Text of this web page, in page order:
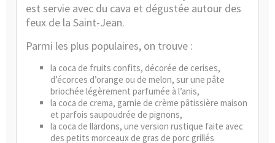
est servie avec du cava et dégustée autour des
feux de la Saint-Jean.
Parmi les plus populaires, on trouve :
la coca de fruits confits, décorée de cerises,
d’écorces d’orange ou de melon, sur une pâte
briochée légèrement parfumée à l’anis,
la coca de crema, garnie de crème pâtissière maison
et parfois saupoudrée de pignons,
la coca de llardons, une version rustique faite avec
des petits morceaux de gras de porc grillés